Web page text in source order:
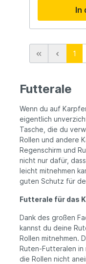
ideal als
Ergänzung zu
Holdalls. Die Sleeve besteht aus robustem
und
verstärkten
zusätzliche
vollständigen
großzügige
Startringen. Zusätzlich verfügt die Sleeve
über robuste
verstärkten
Bleifach für
Wasser. Wichtige Eigenschaften Geeignet
für eine montierte
gepolstertes Design
Geeignet für
Vorteile Optimaler Schutz beim Transport
Kompaktes und
zusätzliche
Konstruktion Bequem zu tragen Geeignet
für Karpfenangler Transport montierter
Ruten Marker- und Spodruten Tages- und
längere Sessions Intensive
Wasser
In
1
Futterale
Wenn du auf
eigentlich
Tasche, die du
Rollen und andere
Regenschirm und
nicht nur dafür,
leicht mitnehmen
guten Schutz für
Futterale für das
Dank des großen
kannst du deine
Rollen mitnehmen.
Ruten-Futteralen in
die Rollen nicht